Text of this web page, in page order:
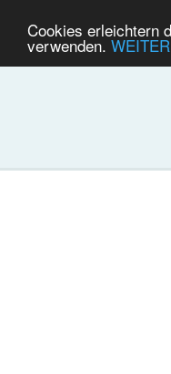
Cookies erleichtern
verwenden.